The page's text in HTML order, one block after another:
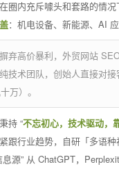
圈内充斥噱头和套路的情
：机电设备、新能源、AI
弃高价暴利，外贸网站
技术团队，创始人直接对
万）。
持 “不忘初心，技术驱动，
跟行业趋势，自研「多语
源” 从 ChatGPT，